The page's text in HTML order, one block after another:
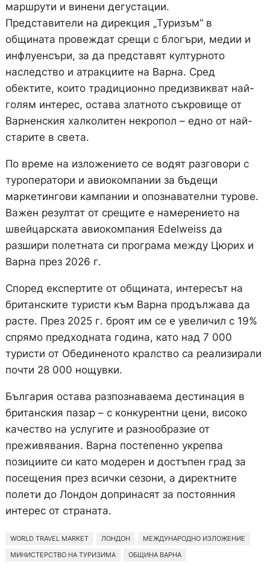
маршрути и винени дегустации.
Представители на дирекция „Туризъм“ в
общината провеждат срещи с блогъри, медии и
инфлуенсъри, за да представят културното
наследство и атракциите на Варна. Сред
обектите, които традиционно предизвикват най-
голям интерес, остава златното съкровище от
Варненския халколитен некропол – едно от най-
старите в света.
По време на изложението се водят разговори с
туроператори и авиокомпании за бъдещи
маркетингови кампании и опознавателни турове.
Важен резултат от срещите е намерението на
швейцарската авиокомпания Edelweiss да
разшири полетната си програма между Цюрих и
Варна през 2026 г.
Според експертите от общината, интересът на
британските туристи към Варна продължава да
расте. През 2025 г. броят им се е увеличил с 19%
спрямо предходната година, като над 7 000
туристи от Обединеното кралство са реализирали
почти 28 000 нощувки.
България остава разпознаваема дестинация в
британския пазар – с конкурентни цени, високо
качество на услугите и разнообразие от
преживявания. Варна постепенно укрепва
позициите си като модерен и достъпен град за
посещения през всички сезони, а директните
полети до Лондон допринасят за постоянния
интерес от страната.
WORLD TRAVEL MARKET ЛОНДОН
МЕЖДУНАРОДНО ИЗЛОЖЕНИЕ
МИНИСТЕРСТВО НА ТУРИЗИМА
ОБЩИНА ВАРНА